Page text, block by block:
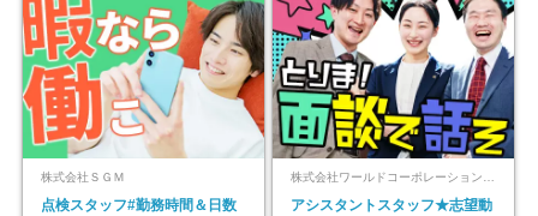
株式会社ＳＧＭ
点検スタッフ#勤務時間＆日数
株式会社ワールドコーポレーション 採用事業部【上場グループ】
アシスタントスタッフ★志望動